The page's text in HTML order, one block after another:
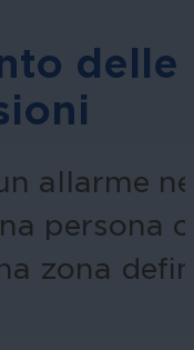
delle
allarme
persona
zona